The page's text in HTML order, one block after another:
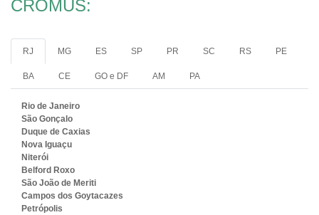
CROMUS:
RJ MG ES SP PR SC RS PE
BA CE GO e DF AM PA
Rio de Janeiro
São Gonçalo
Duque de Caxias
Nova Iguaçu
Niterói
Belford Roxo
São João de Meriti
Campos dos Goytacazes
Petrópolis